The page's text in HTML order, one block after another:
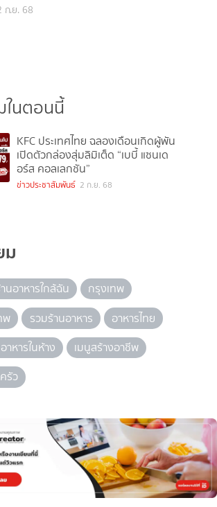
ก.ย. 68
นตอนนี้
KFC ประเทศไทย ฉลองเดือนเกิดผู้พัน
เปิดตัวกล่องสุ่มลิมิเต็ด “เบบี้ แซนเด
อร์ส คอลเลกชัน”
ข่าวประชาสัมพันธ์ 2 ก.ย. 68
นอาหารใกล้ฉัน
กรุงเทพ
พ
รวมร้านอาหาร
อาหารไทย
าหารในห้าง
เมนูสร้างอาชีพ
รัว